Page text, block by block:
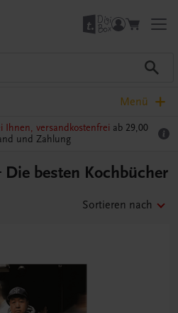
Menü
Ihnen, versandkostenfrei ab 29,00
und Zahlung
besten Kochbücher
Sortieren nach